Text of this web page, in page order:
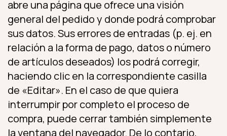
abre una página que ofrece una visión
general del pedido y donde podrá comprobar
sus datos. Sus errores de entradas (p. ej. en
relación a la forma de pago, datos o número
de artículos deseados) los podrá corregir,
haciendo clic en la correspondiente casilla
de «Editar». En el caso de que quiera
interrumpir por completo el proceso de
compra, puede cerrar también simplemente
la ventana del navegador. De lo contario,